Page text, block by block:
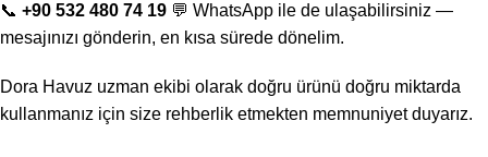
📞 +90 532 480 74 19 💬 WhatsApp ile de ulaşabilirsiniz —
mesajınızı gönderin, en kısa sürede dönelim.
Dora Havuz uzman ekibi olarak doğru ürünü doğru miktarda
kullanmanız için size rehberlik etmekten memnuniyet duyarız.